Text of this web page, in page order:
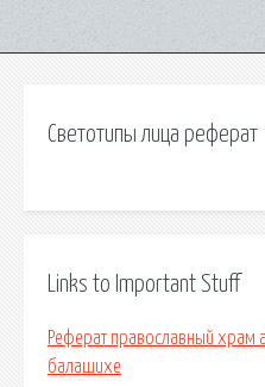
Светотипы лица реферат
Links to Important Stuff
Реферат православный храм
балашихе